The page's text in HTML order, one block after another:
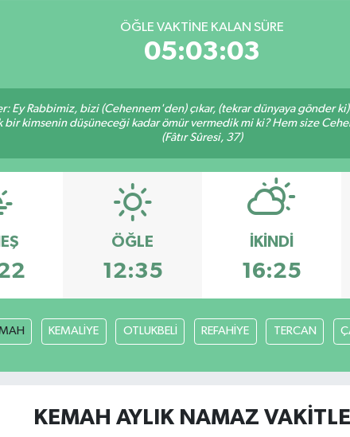
ÖĞLE VAKTINE KALAN SÜRE
05:03:02
Ey Rabbimiz, bizi (Cehennem'den) çıkar, (tekrar dünyaya gönder
kimsenin düşüneceği kadar ömür vermedik mi ki? Hem size
(Fâtır Sûresi, 37)
ÖĞLE
12:35
İKINDI
16:25
KEMALİYE OTLUKBELİ REFAHİYE TERCAN
KEMAH AYLIK NAMAZ